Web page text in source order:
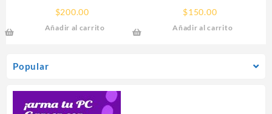
Popular
MAGSAFE FOR IPHONE
LEATHER WALLET MAGSAFE
$200.00
Añadir al carrito
MAX IPHONE
$150.00
Añadir al carrito